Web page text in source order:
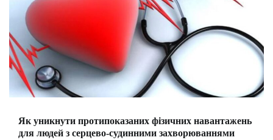
Як уникнути протипоказаних фізичних навантажень
для людей з серцево-судинними захворюваннями